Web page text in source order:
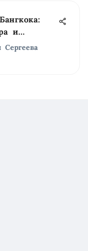
и
Сергеева